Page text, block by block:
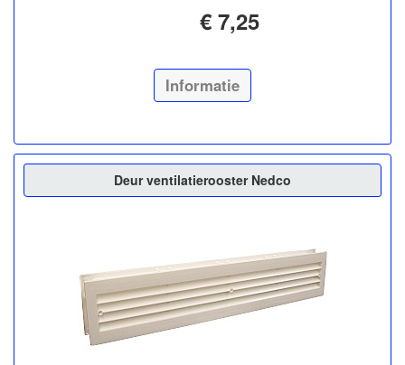
€ 7,25
Informatie
Deur ventilatierooster Nedco